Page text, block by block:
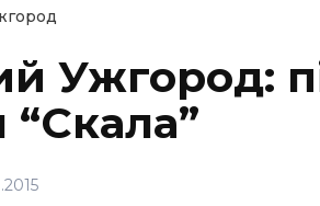
Соціум
Ужгород:
“Скала”